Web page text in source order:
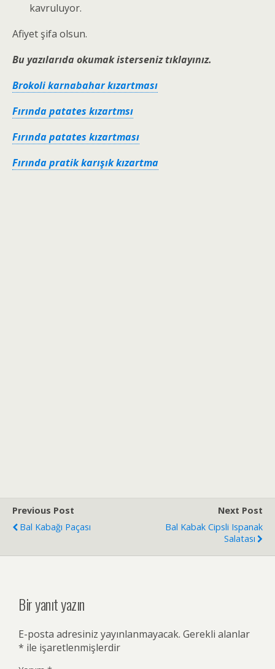
kavruluyor.
Afiyet şifa olsun.
Bu yazılarıda okumak isterseniz tıklayınız.
Brokoli karnabahar kızartması
Fırında patates kızartmsı
Fırında patates kızartması
Fırında pratik karışık kızartma
Previous Post
Bal Kabağı Paçası
Next Post
Bal Kabak Cipsli Ispanak
Salatası
Bir yanıt yazın
E-posta adresiniz yayınlanmayacak. Gerekli alanlar
* ile işaretlenmişlerdir